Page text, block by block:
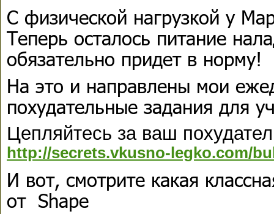
С физической нагрузкой у
Теперь осталось питание
обязательно придет в норму!
На это и направлены мои
похудательные задания для
Цепляйтесь за ваш
http://secrets.vkusno-legko.com/
И вот, смотрите какая
от Shape